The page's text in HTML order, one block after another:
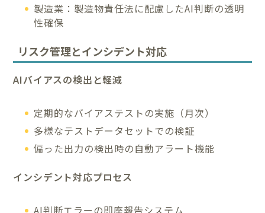
製造業：製造物責任法に配慮したAI判断の透明
性確保
リスク管理とインシデント対応
AIバイアスの検出と軽減
定期的なバイアステストの実施（月次）
多様なテストデータセットでの検証
偏った出力の検出時の自動アラート機能
インシデント対応プロセス